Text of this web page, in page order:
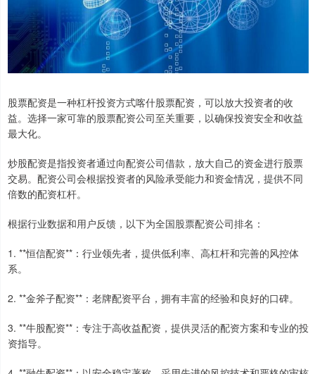
股票配资是一种杠杆投资方式喀什股票配资，可以放大投资者的收
益。选择一家可靠的股票配资公司至关重要，以确保投资安全和收益
最大化。
炒股配资是指投资者通过向配资公司借款，放大自己的资金进行股票
交易。配资公司会根据投资者的风险承受能力和资金情况，提供不同
倍数的配资杠杆。
根据行业数据和用户反馈，以下为全国股票配资公司排名：
1. **恒信配资**：行业领先者，提供低利率、高杠杆和完善的风控体
系。
2. **金斧子配资**：老牌配资平台，拥有丰富的经验和良好的口碑。
3. **牛股配资**：专注于高收益配资，提供灵活的配资方案和专业的投
资指导。